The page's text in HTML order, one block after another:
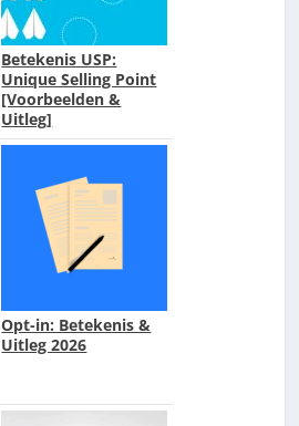
Betekenis USP:
Unique Selling Point
[Voorbeelden &
Uitleg]
Opt-in: Betekenis &
Uitleg 2026